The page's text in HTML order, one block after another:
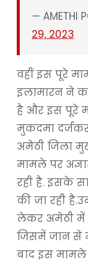
— AMETHI
29, 2023
वहीं इस पूरे
इलामारन ने
है और इस पूरे
मुकदमा
अमेठी जिला
मामले पर
रही है. इसके
की जा रही
लेकर अमेठी में
जिसमें जान से
बाद इस मामले